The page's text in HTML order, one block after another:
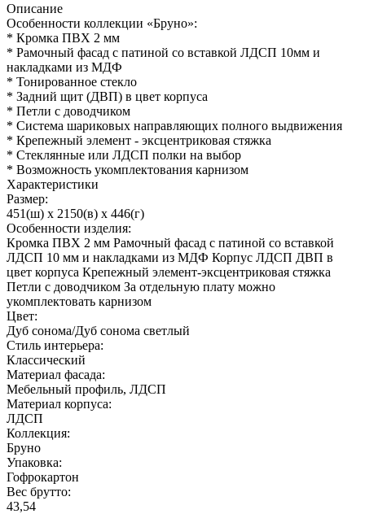
Описание
Особенности коллекции «Бруно»:
* Кромка ПВХ 2 мм
* Рамочный фасад с патиной со вставкой ЛДСП 10мм и
накладками из МДФ
* Тонированное стекло
* Задний щит (ДВП) в цвет корпуса
* Петли с доводчиком
* Система шариковых направляющих полного выдвижения
* Крепежный элемент - эксцентриковая стяжка
* Стеклянные или ЛДСП полки на выбор
* Возможность укомплектования карнизом
Характеристики
Размер:
451(ш) x 2150(в) x 446(г)
Особенности изделия:
Кромка ПВХ 2 мм Рамочный фасад с патиной со вставкой
ЛДСП 10 мм и накладками из МДФ Корпус ЛДСП ДВП в
цвет корпуса Крепежный элемент-эксцентриковая стяжка
Петли с доводчиком За отдельную плату можно
укомплектовать карнизом
Цвет:
Дуб сонома/Дуб сонома светлый
Стиль интерьера:
Классический
Материал фасада:
Мебельный профиль, ЛДСП
Материал корпуса:
ЛДСП
Коллекция:
Бруно
Упаковка:
Гофрокартон
Вес брутто:
43,54